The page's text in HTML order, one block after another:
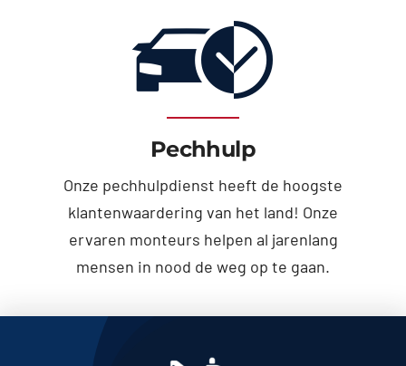
Pechhulp
Onze pechhulpdienst heeft de hoogste
klantenwaardering van het land! Onze
ervaren monteurs helpen al jarenlang
mensen in nood de weg op te gaan.